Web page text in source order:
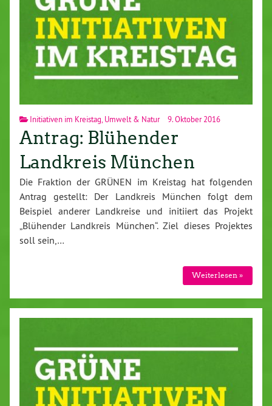
Initiativen im Kreistag Umwelt & Natur 9. Oktober 2016
Antrag: Blühender
Landkreis München
Die Fraktion der GRÜNEN im Kreistag hat folgenden
Antrag gestellt: Der Landkreis München folgt dem
Beispiel anderer Land­krei­se und initiiert das Projekt
„Blühender Landkreis München“. Ziel dieses Projektes
soll sein,…
Wei­ter­le­sen »